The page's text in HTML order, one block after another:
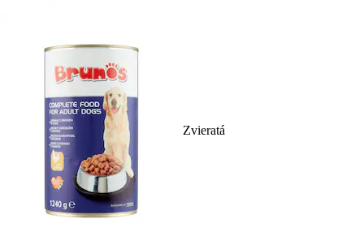
Zvieratá